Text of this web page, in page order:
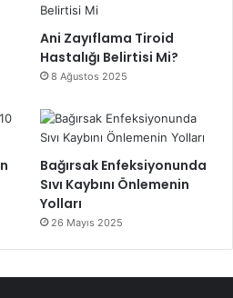
Ani Zayıflama Tiroid
Hastalığı Belirtisi Mi?
8 Ağustos 2025
Bağırsak Enfeksiyonunda
Sıvı Kaybını Önlemenin
Yolları
26 Mayıs 2025